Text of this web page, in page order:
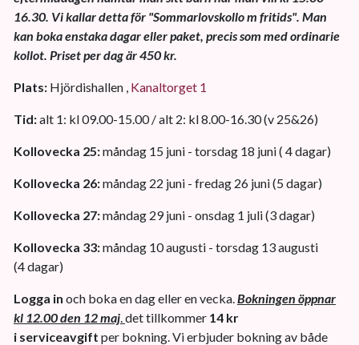
16.30. Vi kallar detta för "Sommarlovskollo m fritids". Man
kan boka enstaka dagar eller paket, precis som med ordinarie
kollot. Priset per dag är 450 kr.
Plats: Hjördishallen , Kanaltorget 1
Tid:alt 1: kl 09.00-15.00 / alt 2: kl 8.00-16.30 (v 25&26)
Kollovecka 25:måndag 15 juni - torsdag 18 juni ( 4 dagar)
Kollovecka 26:måndag 22 juni - fredag 26 juni (5 dagar)
Kollovecka 27:måndag 29 juni - onsdag 1 juli (3 dagar)
Kollovecka 33:måndag 10 augusti - torsdag 13 augusti
(4 dagar)
Logga in och boka en dag eller en vecka. Bokningen öppnar
kl 12.00 den 12 maj det tillkommer 14 kr
i serviceavgift per bokning. Vi erbjuder bokning av både